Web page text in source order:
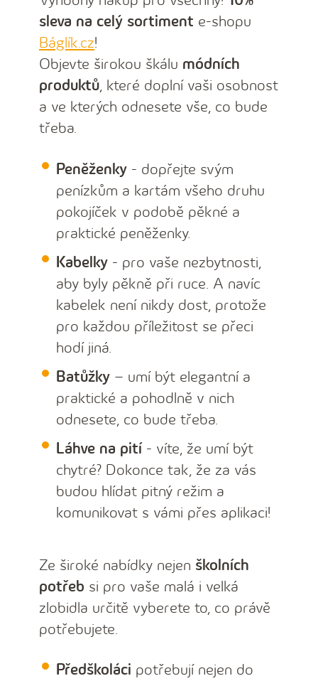
sleva na celý sortiment e-shopu
Báglík.cz!
Objevte širokou škálu módních
produktů, které doplní vaši osobnost
a ve kterých odnesete vše, co bude
třeba.
Peněženky - dopřejte svým
penízkům a kartám všeho druhu
pokojíček v podobě pěkné a
praktické peněženky.
Kabelky - pro vaše nezbytnosti,
aby byly pěkně při ruce. A navíc
kabelek není nikdy dost, protože
pro každou příležitost se přeci
hodí jiná.
Batůžky – umí být elegantní a
praktické a pohodlně v nich
odnesete, co bude třeba.
Láhve na pití - víte, že umí být
chytré? Dokonce tak, že za vás
budou hlídat pitný režim a
komunikovat s vámi přes aplikaci!
Ze široké nabídky nejen školních
potřeb si pro vaše malá i velká
zlobidla určitě vyberete to, co právě
potřebujete.
Předškoláci potřebují nejen do